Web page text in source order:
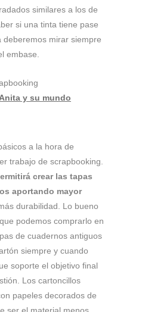
similares a los de
si una tinta tiene pase
deberemos mirar siempre
embase.
Anita y su mundo
a la hora de
trabajo de scrapbooking.
crear las tapas
aportando mayor
durabilidad. Lo bueno
podemos comprarlo en
de cuadernos antiguos
siempre y cuando
soporte el objetivo final
Los cartoncillos
papeles decorados de